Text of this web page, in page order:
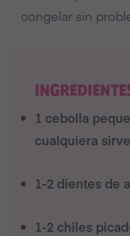
congelar sin
1 cebolla
cualquiera
1-2 dientes de
1-2 chiles